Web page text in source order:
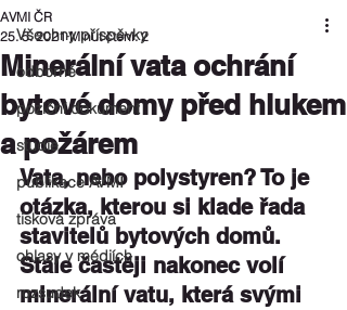
Všechny příspěvky
odborné
poziční dokument
studie
publikace AVMI
tisková zpráva
ohlasy v médiích
rozsudek
Minerální vata ochrání
bytové domy před hlukem
a požárem
AVMI ČR
25. 5. 2021 Minut čtení: 2
Vata, nebo polystyren? To je
otázka, kterou si klade řada
stavitelů bytových domů.
Stále častěji nakonec volí
minerální vatu, která svými